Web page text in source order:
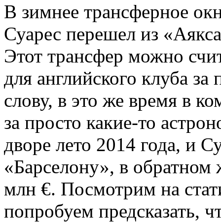
В зимнее трансферное
Суарес перешел из
Этот трансфер можно
для английского клуба за
слову, в это же время в
за просто какие-то
дворе лето 2014 года, и
«Барселону», в
млн €. Посмотрим на
попробуем предсказать,